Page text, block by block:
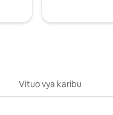
Vituo vya karibu